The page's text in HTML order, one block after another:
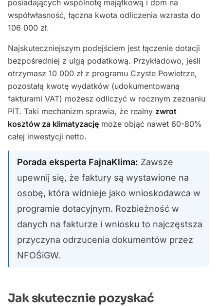
posiadających wspólnotę majątkową i dom na
współwłasność, łączna kwota odliczenia wzrasta do
106 000 zł.
Najskuteczniejszym podejściem jest łączenie dotacji
bezpośredniej z ulgą podatkową. Przykładowo, jeśli
otrzymasz 10 000 zł z programu Czyste Powietrze,
pozostałą kwotę wydatków (udokumentowaną
fakturami VAT) możesz odliczyć w rocznym zeznaniu
PIT. Taki mechanizm sprawia, że realny zwrot
kosztów za klimatyzację może objąć nawet 60-80%
całej inwestycji netto.
Porada eksperta FajnaKlima: Zawsze
upewnij się, że faktury są wystawione na
osobę, która widnieje jako wnioskodawca w
programie dotacyjnym. Rozbieżność w
danych na fakturze i wniosku to najczęstsza
przyczyna odrzucenia dokumentów przez
NFOŚiGW.
Jak skutecznie pozyskać